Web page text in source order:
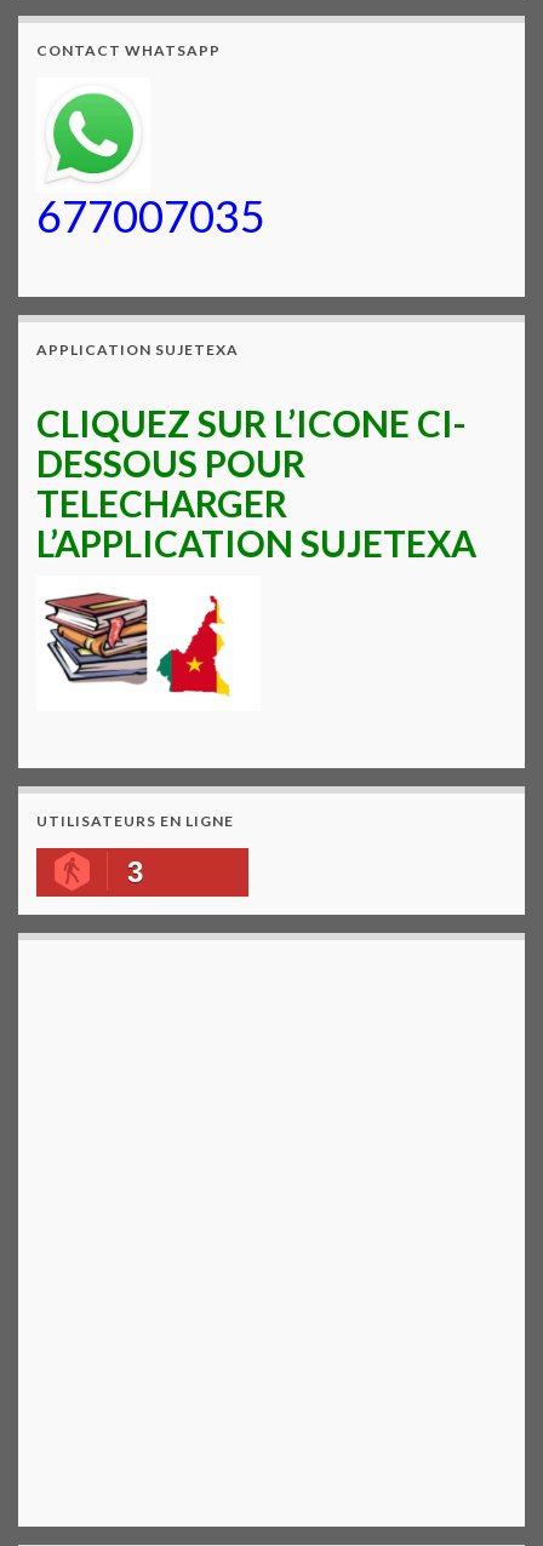
CONTACT WHATSAPP
677007035
APPLICATION SUJETEXA
CLIQUEZ SUR L’ICONE CI-
DESSOUS POUR
TELECHARGER
L’APPLICATION SUJETEXA
UTILISATEURS EN LIGNE
3